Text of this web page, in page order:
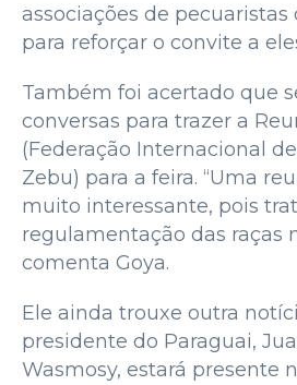
associações de
para reforçar o convite a
Também foi acertado que
conversas para trazer a
(Federação Internacional
Zebu) para a feira. “Uma
muito interessante, pois
regulamentação das raças
comenta Goya.
Ele ainda trouxe outra
presidente do Paraguai,
Wasmosy, estará presente